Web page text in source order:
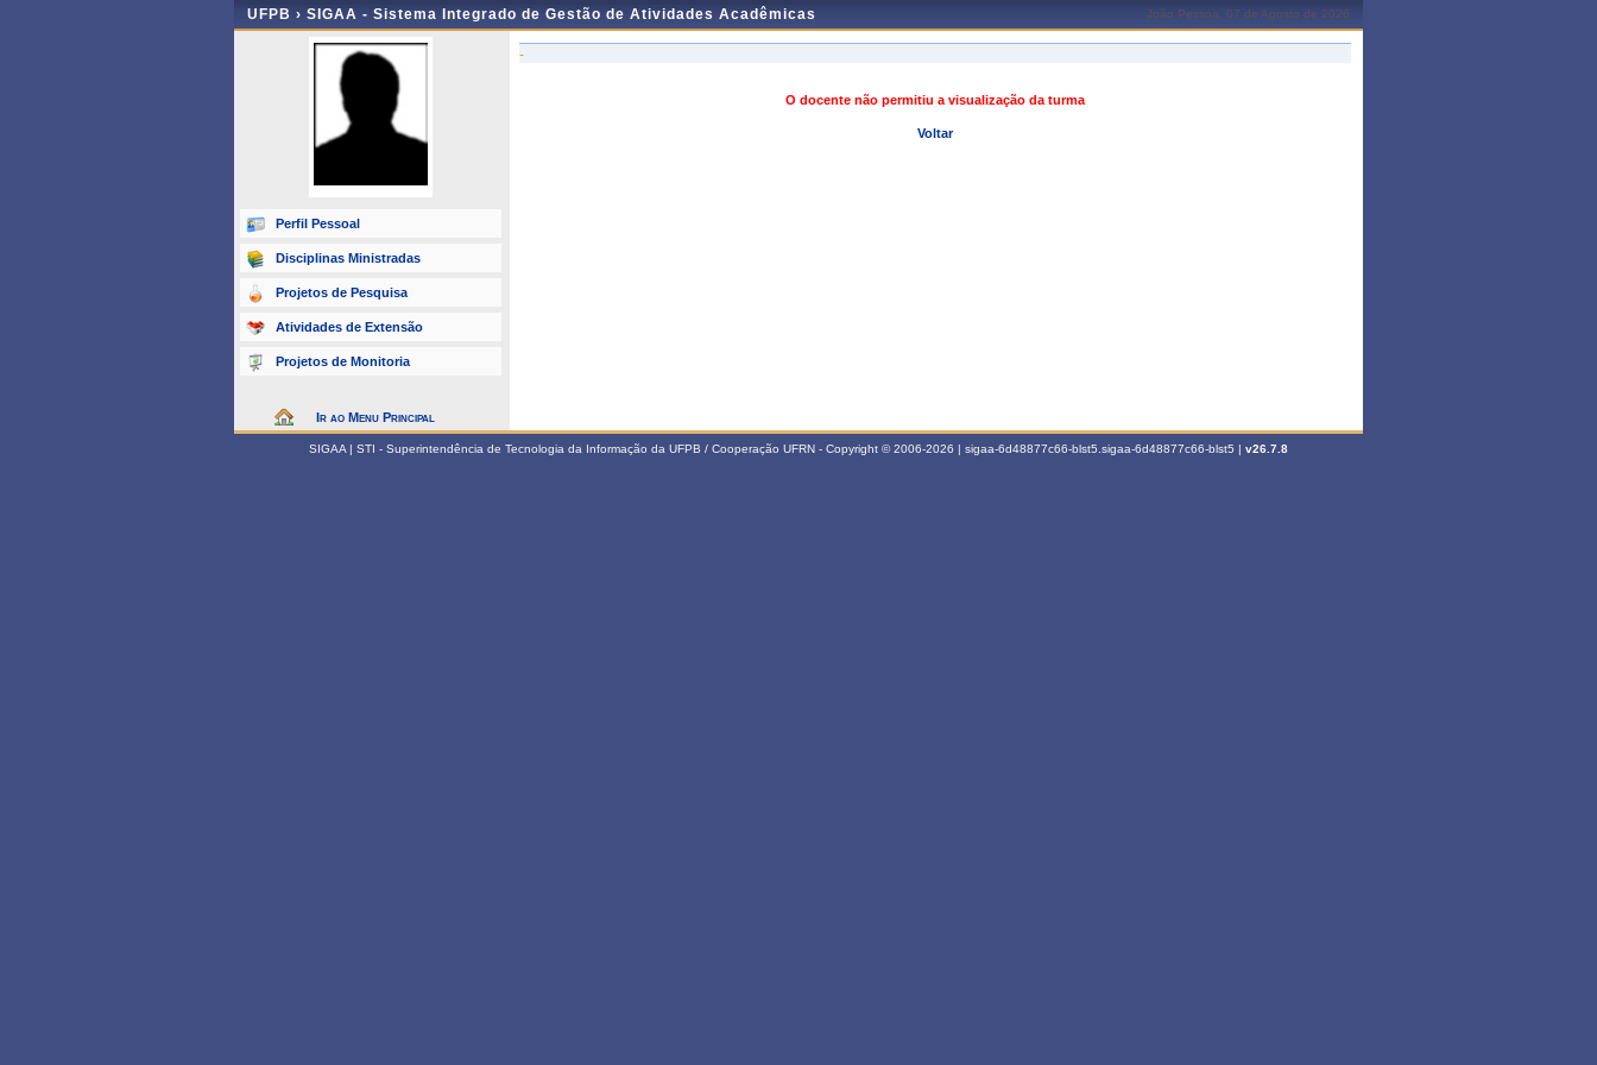
UFPB › SIGAA - Sistema Integrado de Gestão de Atividades Acadêmicas João Pessoa, 07 de Agosto de 2026
Perfil Pessoal
Disciplinas Ministradas
Projetos de Pesquisa
Atividades de Extensão
Projetos de Monitoria
Ir ao Menu Principal
-
O docente não permitiu a visualização da turma
Voltar
SIGAA | STI - Superintendência de Tecnologia da Informação da UFPB / Cooperação UFRN - Copyright © 2006-2026 | sigaa-6d48877c66-blst5.sigaa-6d48877c66-blst5 | v26.7.8